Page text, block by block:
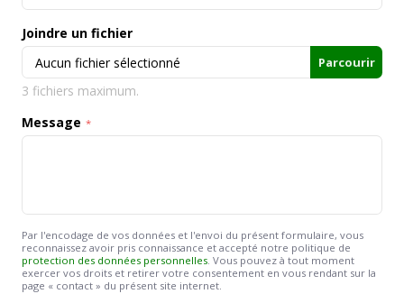
Joindre un fichier
Aucun fichier sélectionné
Parcourir
3 fichiers maximum.
Message
Par l'encodage de vos données et l'envoi du présent formulaire, vous
reconnaissez avoir pris connaissance et accepté notre politique de
protection des données personnelles. Vous pouvez à tout moment
exercer vos droits et retirer votre consentement en vous rendant sur la
page « contact » du présent site internet.